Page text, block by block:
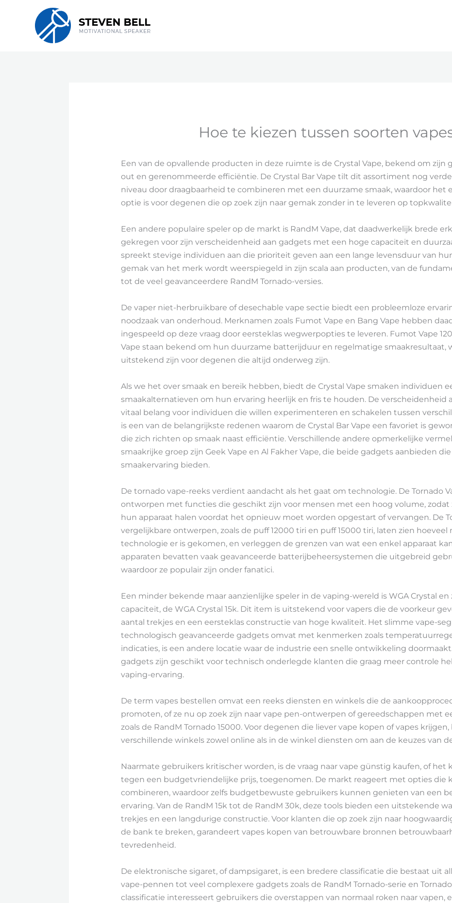
Hoe te kiezen tussen soorten
Een van de opvallende producten in deze ruimte is de Crystal Vape, bekend om zijn
out en gerenommeerde efficiëntie. De Crystal Bar Vape tilt dit assortiment nog
niveau door draagbaarheid te combineren met een duurzame smaak, waardoor het
optie is voor degenen die op zoek zijn naar gemak zonder in te leveren op
Een andere populaire speler op de markt is RandM Vape, dat daadwerkelijk brede
gekregen voor zijn verscheidenheid aan gadgets met een hoge capaciteit en
spreekt stevige individuen aan die prioriteit geven aan een lange levensduur van
gemak van het merk wordt weerspiegeld in zijn scala aan producten, van de
tot de veel geavanceerdere RandM Tornado-versies.
De vaper niet-herbruikbare of desechable vape sectie biedt een probleemloze
noodzaak van onderhoud. Merknamen zoals Fumot Vape en Bang Vape hebben
ingespeeld op deze vraag door eersteklas wegwerpopties te leveren. Fumot Vape
Vape staan bekend om hun duurzame batterijduur en regelmatige smaakresultaat,
uitstekend zijn voor degenen die altijd onderweg zijn.
Als we het over smaak en bereik hebben, biedt de Crystal Vape smaken individuen
smaakalternatieven om hun ervaring heerlijk en fris te houden. De verscheidenheid
vitaal belang voor individuen die willen experimenteren en schakelen tussen
is een van de belangrijkste redenen waarom de Crystal Bar Vape een favoriet is
die zich richten op smaak naast efficiëntie. Verschillende andere opmerkelijke
smaakrijke groep zijn Geek Vape en Al Fakher Vape, die beide gadgets aanbieden
smaakervaring bieden.
De tornado vape-reeks verdient aandacht als het gaat om technologie. De Tornado
ontworpen met functies die geschikt zijn voor mensen met een hoog volume,
hun apparaat halen voordat het opnieuw moet worden opgestart of vervangen. De
vergelijkbare ontwerpen, zoals de puff 12000 tiri en puff 15000 tiri, laten zien hoeveel
technologie er is gekomen, en verleggen de grenzen van wat een enkel apparaat
apparaten bevatten vaak geavanceerde batterijbeheersystemen die uitgebreid
waardoor ze populair zijn onder fanatici.
Een minder bekende maar aanzienlijke speler in de vaping-wereld is WGA Crystal
capaciteit, de WGA Crystal 15k. Dit item is uitstekend voor vapers die de voorkeur
aantal trekjes en een eersteklas constructie van hoge kwaliteit. Het slimme vape-
technologisch geavanceerde gadgets omvat met kenmerken zoals
indicaties, is een andere locatie waar de industrie een snelle ontwikkeling
gadgets zijn geschikt voor technisch onderlegde klanten die graag meer controle
vaping-ervaring.
De term vapes bestellen omvat een reeks diensten en winkels die de
promoten, of ze nu op zoek zijn naar vape pen-ontwerpen of gereedschappen met
zoals de RandM Tornado 15000. Voor degenen die liever vape kopen of vapes
verschillende winkels zowel online als in de winkel diensten om aan de keuzes van
Naarmate gebruikers kritischer worden, is de vraag naar vape günstig kaufen, of het
tegen een budgetvriendelijke prijs, toegenomen. De markt reageert met opties die
combineren, waardoor zelfs budgetbewuste gebruikers kunnen genieten van een
ervaring. Van de RandM 15k tot de RandM 30k, deze tools bieden een uitstekende
trekjes en een langdurige constructie. Voor klanten die op zoek zijn naar
de bank te breken, garandeert vapes kopen van betrouwbare bronnen
tevredenheid.
De elektronische sigaret, of dampsigaret, is een bredere classificatie die bestaat uit
vape-pennen tot veel complexere gadgets zoals de RandM Tornado-serie en Tornado
classificatie interesseert gebruikers die overstappen van normaal roken naar vapen,